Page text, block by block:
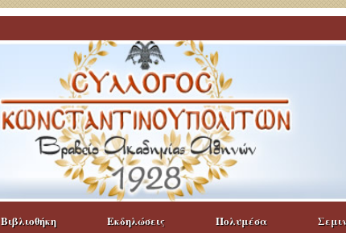
Βιβλιοθήκη Εκδηλώσεις Πολυμέσα